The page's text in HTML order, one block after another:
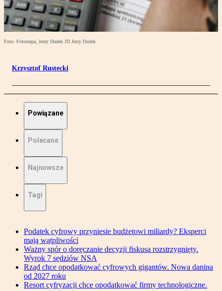
Foto: Fotorzepa, Jerzy Dudek JD Jerzy Dudek
Krzysztof Rustecki
Powiązane
Polecane
Najnowsze
Tagi
Podatek cyfrowy przyniesie budżetowi miliardy? Eksperci
mają wątpliwości
Ważny spór o doręczanie decyzji fiskusa rozstrzygnięty.
Wyrok 7 sędziów NSA
Rząd chce opodatkować cyfrowych gigantów. Nowa danina
od 2027 roku
Resort cyfryzacji chce opodatkować firmy technologiczne.